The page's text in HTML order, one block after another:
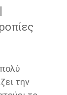
την